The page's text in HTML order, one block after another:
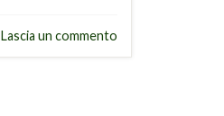
Lascia un commento